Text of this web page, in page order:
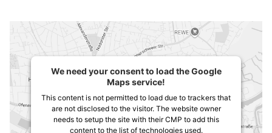
We need your consent to load the Google
Maps service!
This content is not permitted to load due to trackers that
are not disclosed to the visitor. The website owner
needs to setup the site with their CMP to add this
content to the list of technologies used.